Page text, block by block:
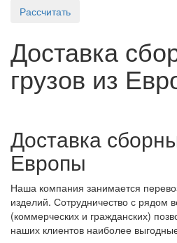
Рассчитать
Доставка
грузов из
Доставка
Европы
Наша компания занимается
изделий. Сотрудничество с рядом
(коммерческих и гражданских)
наших клиентов наиболее